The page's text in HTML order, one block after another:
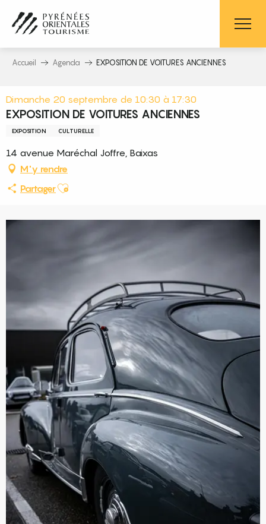
contenu
principal
Accueil Agenda EXPOSITION DE VOITURES ANCIENNES
Dimanche 20 septembre de 10:30 à 17:30
EXPOSITION DE VOITURES ANCIENNES
EXPOSITION CULTURELLE
14 avenue Maréchal Joffre, Baixas
M'y rendre
PartagerAjouter aux favoris